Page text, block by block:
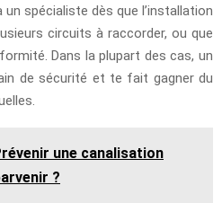
spécialiste dès que l’installation
circuits à raccorder, ou que
Dans la plupart des cas, un
de sécurité et te fait gagner du
une canalisation
?